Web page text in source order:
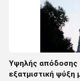
Υψηλής απόδοσης
εξατμιστική ψύξη